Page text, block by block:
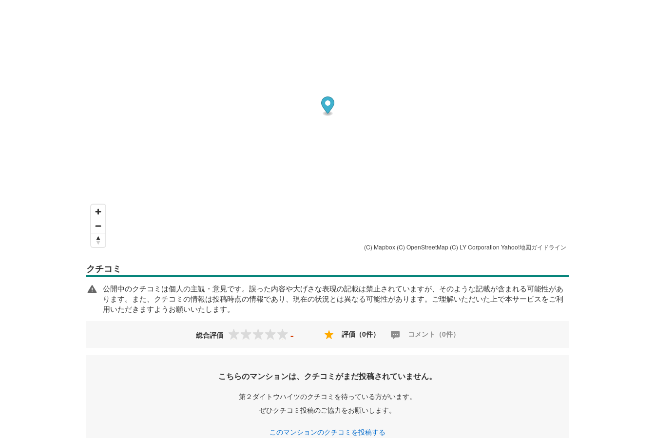
(C) Mapbox (C) OpenStreetMap (C) LY Corporation Yahoo!地図ガイドライン
クチコミ
公開中のクチコミは個人の主観・意見です。誤った内容や大げさな表現の記載は禁止されていますが、そのような記載が含まれる可能性があ
ります。また、クチコミの情報は投稿時点の情報であり、現在の状況とは異なる可能性があります。ご理解いただいた上で本サービスをご利
用いただきますようお願いいたします。
総合評価 - 評価（0件） コメント（0件）
こちらのマンションは、クチコミがまだ投稿されていません。
第２ダイトウハイツのクチコミを待っている方がいます。
ぜひクチコミ投稿のご協力をお願いします。
このマンションのクチコミを投稿する